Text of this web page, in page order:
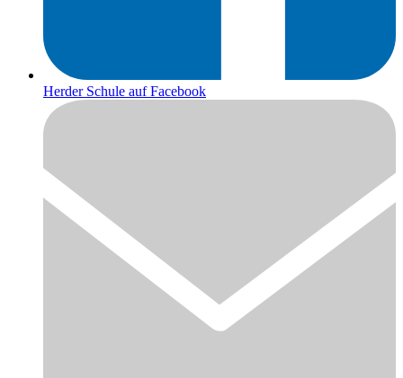
Herder Schule auf Facebook